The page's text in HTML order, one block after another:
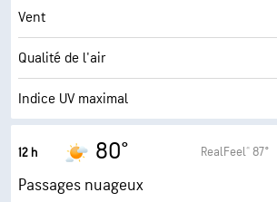
AccuLumen Brightness Index™
Couverture nuageuse
Visibilité
Vent
Qualité de l'air
Indice UV maximal
Humidité
12 h 80° RealFeel® 87°
Passages nuageux